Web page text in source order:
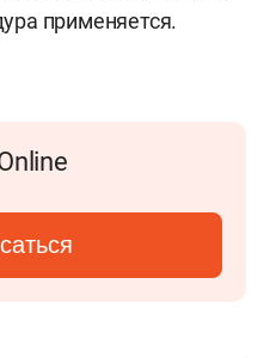
применяется.